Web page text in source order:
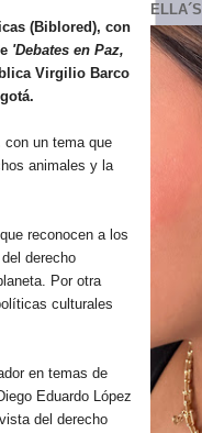
(Biblored), con
'Debates en Paz,
Virgilio Barco
con un tema que
animales y la
reconocen a los
derecho
Por otra
culturales
en temas de
Eduardo López
del derecho
ELLA´S